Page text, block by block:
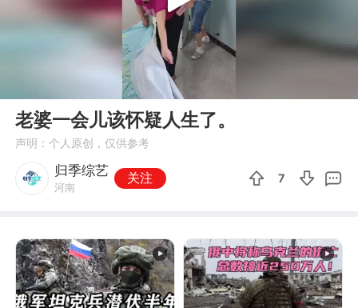
Play
老婆一会儿该怀疑人生了。
声明：个人原创，仅供参考
归季综艺
河南
关注 7